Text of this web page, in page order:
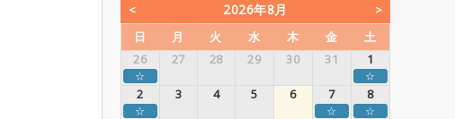
2026年8月
日 月 火 水 木 金
土
26
27 28 29 30 31 1
☆ ☆
2 3 4 5 6 7 8
☆ ☆ ☆